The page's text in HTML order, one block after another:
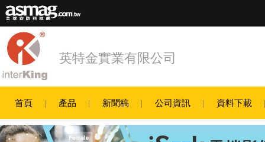
英特金實業有限公司
首頁 產品 新聞稿 公司資訊 資料下載